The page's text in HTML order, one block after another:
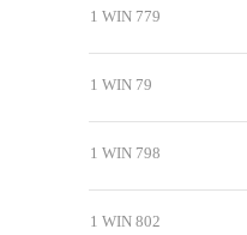
1 WIN 779
1 WIN 79
1 WIN 798
1 WIN 802